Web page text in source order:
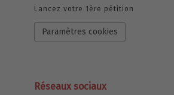
Lancez votre 1ère pétition
Paramètres cookies
Réseaux sociaux